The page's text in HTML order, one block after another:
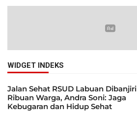
WIDGET INDEKS
Jalan Sehat RSUD Labuan Dibanjiri
Ribuan Warga, Andra Soni: Jaga
Kebugaran dan Hidup Sehat